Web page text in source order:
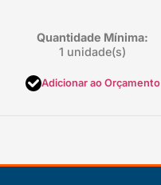
Quantidade Mínima:
1 unidade(s)
Adicionar ao Orçamento